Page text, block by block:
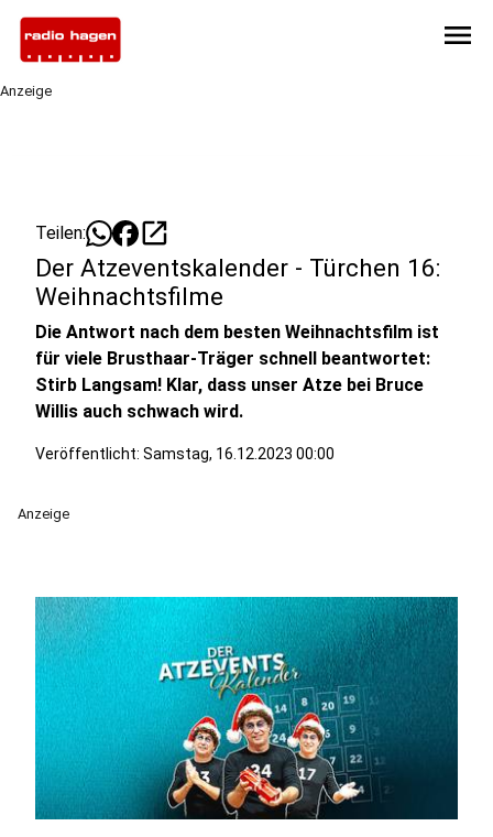
menu
Anzeige
Teilen: open_in_new
Der Atzeventskalender - Türchen 16:
Weihnachtsfilme
Die Antwort nach dem besten Weihnachtsfilm ist
für viele Brusthaar-Träger schnell beantwortet:
Stirb Langsam! Klar, dass unser Atze bei Bruce
Willis auch schwach wird.
Veröffentlicht: Samstag, 16.12.2023 00:00
Anzeige